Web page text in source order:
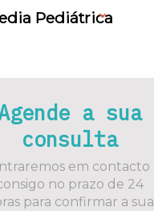
Pediátrica
a sua
consulta
em contacto
no prazo de 24
para confirmar a sua